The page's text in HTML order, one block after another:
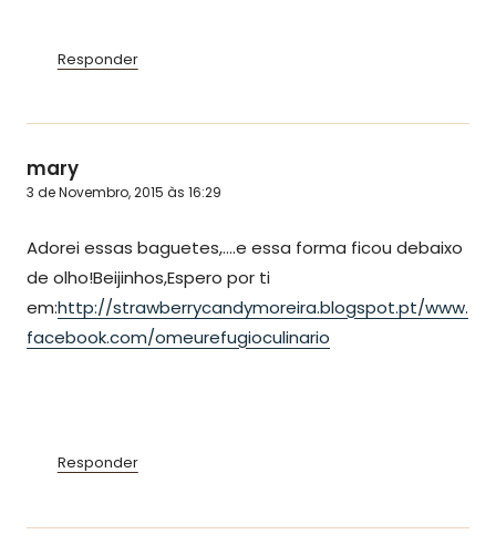
Responder
mary
3 de Novembro, 2015 às 16:29
Adorei essas baguetes,….e essa forma ficou debaixo
de olho!Beijinhos,Espero por ti
em:http://strawberrycandymoreira.blogspot.pt/www.
facebook.com/omeurefugioculinario
Responder